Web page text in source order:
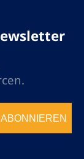
ABONNIEREN